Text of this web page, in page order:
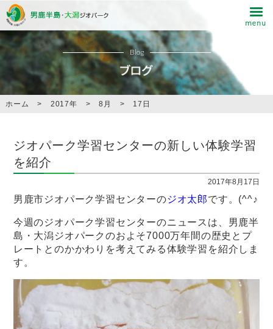
Blog
ホーム > 2017年 > 8月 > 17日
ジオパーク学習センターの新しい体験学習
を紹介
2017年8月17日
男鹿市ジオパーク学習センターのジオ太郎です。(^^♪
今週のジオパーク学習センターのニュースは、男鹿半
島・大潟ジオパークのおよそ7000万年間の歴史とプ
レートとのかかわりを考えてみる体験学習を紹介しま
す。